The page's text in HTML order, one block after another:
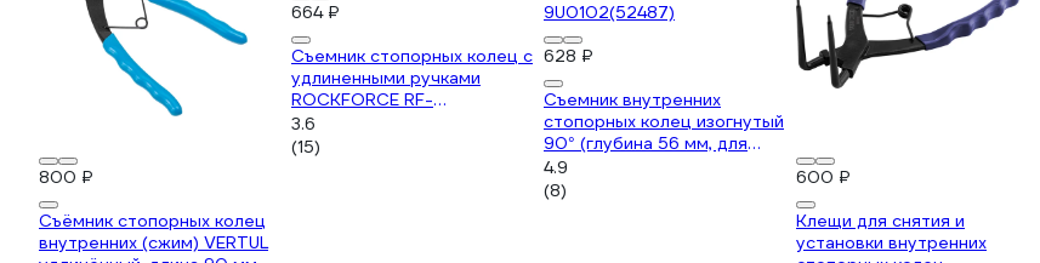
800 ₽
Съёмник стопорных колец
внутренних (сжим) VERTUL
664 ₽
Съемник стопорных колец с
удлиненными ручками
ROCKFORCE RF-
9U0102(7873)
3.6
(15)
628 ₽
Съемник внутренних
стопорных колец изогнутый
90° (глубина 56 мм, для
суппортов) в блистере
Forcekraft FK-
4.9
(8)
600 ₽
Клещи для снятия и
установки внутренних